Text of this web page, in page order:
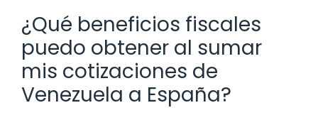
¿Qué beneficios fiscales
puedo obtener al sumar
mis cotizaciones de
Venezuela a España?